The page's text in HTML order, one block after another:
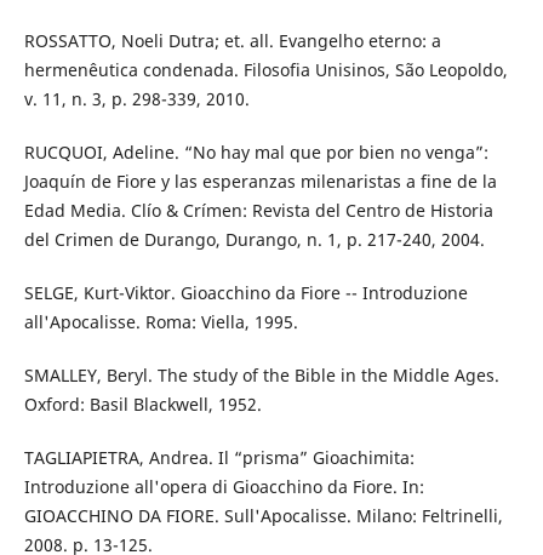
ROSSATTO, Noeli Dutra; et. all. Evangelho eterno: a
hermenêutica condenada. Filosofia Unisinos, São Leopoldo,
v. 11, n. 3, p. 298-339, 2010.
RUCQUOI, Adeline. “No hay mal que por bien no venga”:
Joaquín de Fiore y las esperanzas milenaristas a fine de la
Edad Media. Clío & Crímen: Revista del Centro de Historia
del Crimen de Durango, Durango, n. 1, p. 217-240, 2004.
SELGE, Kurt-Viktor. Gioacchino da Fiore -- Introduzione
all'Apocalisse. Roma: Viella, 1995.
SMALLEY, Beryl. The study of the Bible in the Middle Ages.
Oxford: Basil Blackwell, 1952.
TAGLIAPIETRA, Andrea. Il “prisma” Gioachimita:
Introduzione all'opera di Gioacchino da Fiore. In:
GIOACCHINO DA FIORE. Sull'Apocalisse. Milano: Feltrinelli,
2008. p. 13-125.